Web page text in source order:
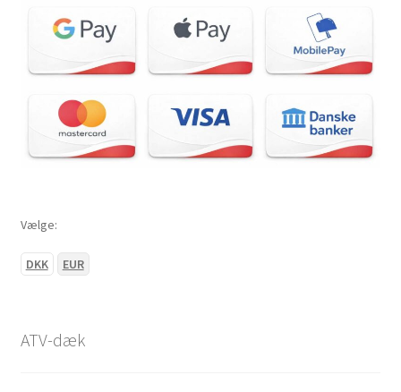
Vælge:
DKK EUR
ATV-dæk